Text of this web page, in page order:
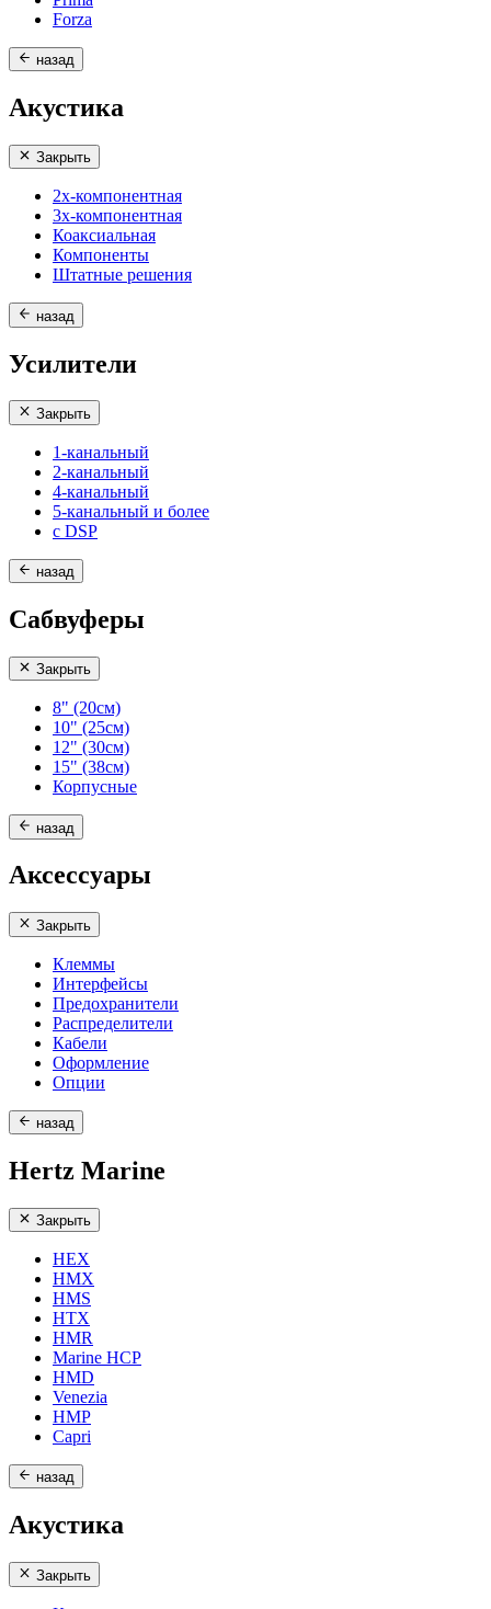
Forza
назад
Акустика
Закрыть
2х-компонентная
3х-компонентная
Коаксиальная
Компоненты
Штатные решения
назад
Усилители
Закрыть
1-канальный
2-канальный
4-канальный
5-канальный и более
с DSP
назад
Сабвуферы
Закрыть
8" (20см)
10" (25см)
12" (30см)
15" (38см)
Корпусные
назад
Аксессуары
Закрыть
Клеммы
Интерфейсы
Предохранители
Распределители
Кабели
Оформление
Опции
назад
Hertz Marine
Закрыть
HEX
HMX
HMS
HTX
HMR
Marine HCP
HMD
Venezia
HMP
Capri
назад
Акустика
Закрыть